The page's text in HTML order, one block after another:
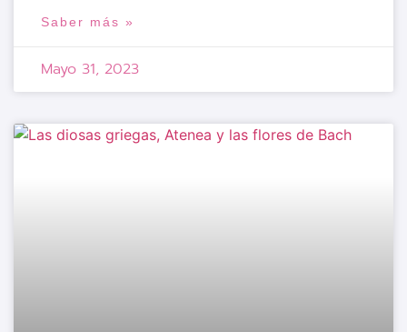
Saber más »
Mayo 31, 2023